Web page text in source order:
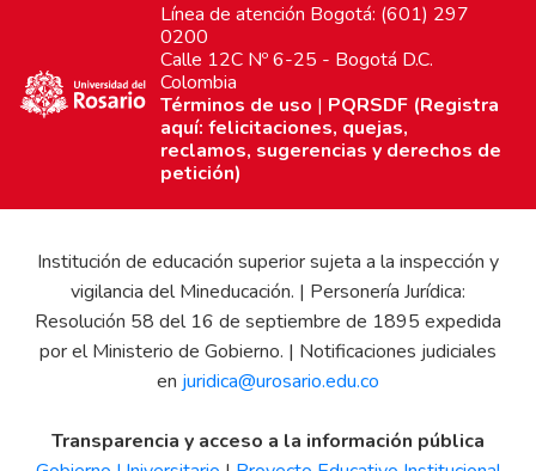
Línea de atención Bogotá: (601) 297
0200
Calle 12C Nº 6-25 - Bogotá D.C.
Colombia
Términos de uso | PQRSDF (Registra
aquí: felicitaciones, quejas,
reclamos, sugerencias y derechos de
petición)
Institución de educación superior sujeta a la inspección y
vigilancia del Mineducación. | Personería Jurídica:
Resolución 58 del 16 de septiembre de 1895 expedida
por el Ministerio de Gobierno. | Notificaciones judiciales
en juridica@urosario.edu.co
Transparencia y acceso a la información pública